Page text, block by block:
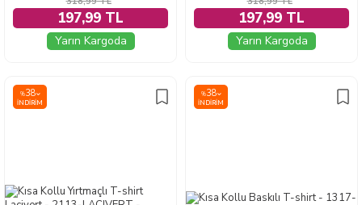
197,99 TL
Yarın Kargoda
197,99 TL
Yarın Kargoda
%38
İNDIRIM
%38
İNDIRIM